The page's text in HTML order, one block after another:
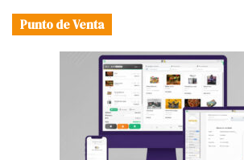
Punto de Venta